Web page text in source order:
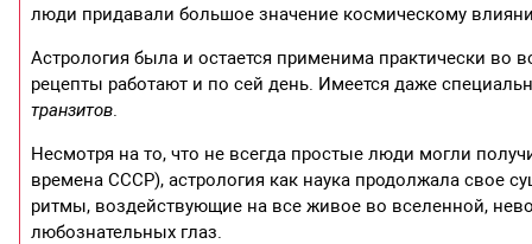
люди придавали большое значение космическому
Астрология была и остается применима практически во
рецепты работают и по сей день. Имеется даже
транзитов.
Несмотря на то, что не всегда простые люди могли
времена СССР), астрология как наука продолжала свое
ритмы, воздействующие на все живое во вселенной,
любознательных глаз.